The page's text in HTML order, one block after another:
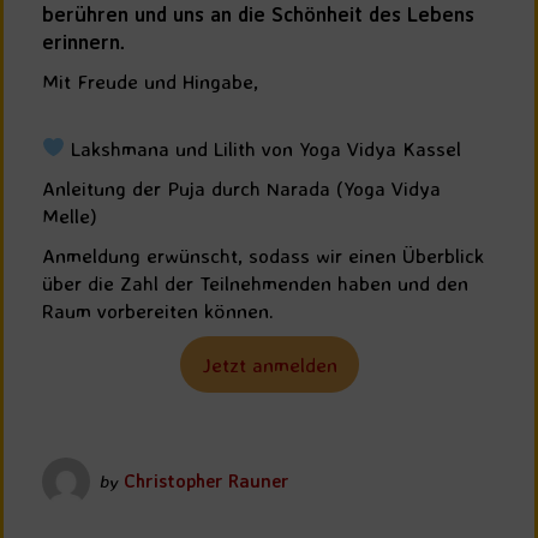
berühren und uns an die Schönheit des Lebens
erinnern.
Mit Freude und Hingabe,
Lakshmana und Lilith von Yoga Vidya Kassel
Anleitung der Puja durch Narada (Yoga Vidya
Melle)
Anmeldung erwünscht, sodass wir einen Überblick
über die Zahl der Teilnehmenden haben und den
Raum vorbereiten können.
Jetzt anmelden
by Christopher Rauner